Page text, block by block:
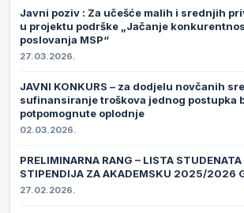
Javni poziv : Za učešće malih i srednjih
u projektu podrške „Jačanje
poslovanja MSP“
27.03.2026.
JAVNI KONKURS – za dodjelu novčanih
sufinansiranje troškova jednog postupka
potpomognute oplodnje
02.03.2026.
PRELIMINARNA RANG – LISTA
STIPENDIJA ZA AKADEMSKU 2025/2026
27.02.2026.